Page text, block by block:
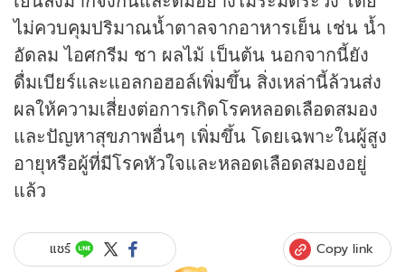
ไม่ควบคุมปริมาณน้ำตาลจากอาหารเย็น เช่น น้ำ
อัดลม ไอศกรีม ชา ผลไม้ เป็นต้น นอกจากนี้ยัง
ดื่มเบียร์และแอลกอฮอล์เพิ่มขึ้น สิ่งเหล่านี้ล้วนส่ง
ผลให้ความเสี่ยงต่อการเกิดโรคหลอดเลือดสมอง
และปัญหาสุขภาพอื่นๆ เพิ่มขึ้น โดยเฉพาะในผู้สูง
อายุหรือผู้ที่มีโรคหัวใจและหลอดเลือดสมองอยู่
แล้ว
แชร์ Copy link